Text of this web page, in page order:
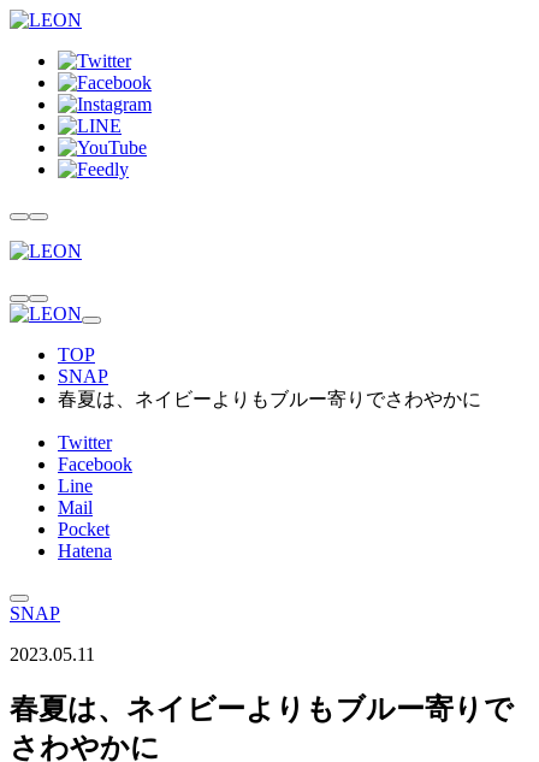
TOP
SNAP
春夏は、ネイビーよりもブルー寄りでさわやかに
Twitter
Facebook
Line
Mail
Pocket
Hatena
SNAP
2023.05.11
春夏は、ネイビーよりもブルー寄りで
さわやかに